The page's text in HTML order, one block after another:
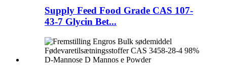
Supply Feed Food Grade CAS 107-
43-7 Glycin Bet...